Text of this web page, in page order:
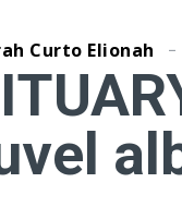
Curto Elionah